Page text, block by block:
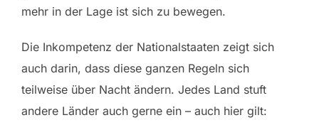
mehr in der Lage ist sich zu bewegen.
Die Inkompetenz der Nationalstaaten zeigt sich
auch darin, dass diese ganzen Regeln sich
teilweise über Nacht ändern. Jedes Land stuft
andere Länder auch gerne ein – auch hier gilt: